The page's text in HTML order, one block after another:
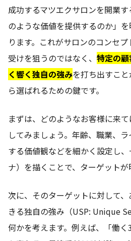
成功するマツエクサロンを開業
のような価値を提供するのか」
ります。これがサロンのコンセ
受けを狙うのではなく、 特定の
く響く独自の強みを打ち出すこ
ら選ばれるための鍵です。
まずは、どのようなお客様に来
してみましょう。年齢、職業、
する価値観などを細かく設定し
ナ）を描くことで、ターゲットが
次に、そのターゲットに対して
きる独自の強み（USP: Unique
何かを考えます。例えば、「働